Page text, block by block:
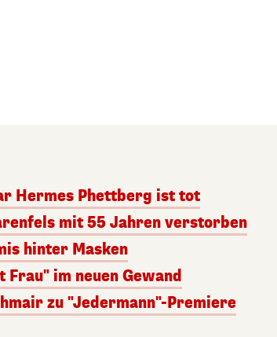
Hermes Phettberg ist tot
mit 55 Jahren verstorben
hinter Masken
im neuen Gewand
zu "Jedermann"-Premiere